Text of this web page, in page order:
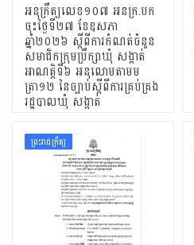
អនុក្រឹត្យលេខ១០៧ អនក្រ.បក
ចុះថ្ងៃទី២៧ ខែឧសភា
ឆ្នាំ២០២៦ ស្តីពីការកំណត់ចំនួន
សមាជិកក្រុមប្រឹក្សាឃុំ សង្កាត់
អាណត្តិទី៦ អនុលោមតាមម
ត្រា១២ នៃច្បាប់ស្តីពីការគ្រប់គ្រង
រដ្ឋបាលឃុំ សង្តាត់
ព្រះរាជក្រឹត្យ